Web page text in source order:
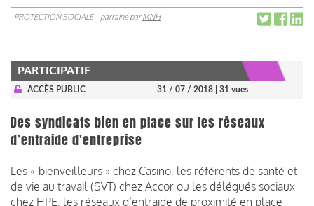
PROTECTION SOCIALE parrainé parMNH
PARTICIPATIF
ACCÈS PUBLIC 31 / 07 / 2018 | 31 vues
Des syndicats bien en place sur les réseaux
d’entraide d'entreprise
Les « bienveilleurs » chez Casino, les référents de santé et
de vie au travail (SVT) chez Accor ou les délégués sociaux
chez HPE, les réseaux d’entraide de proximité en place